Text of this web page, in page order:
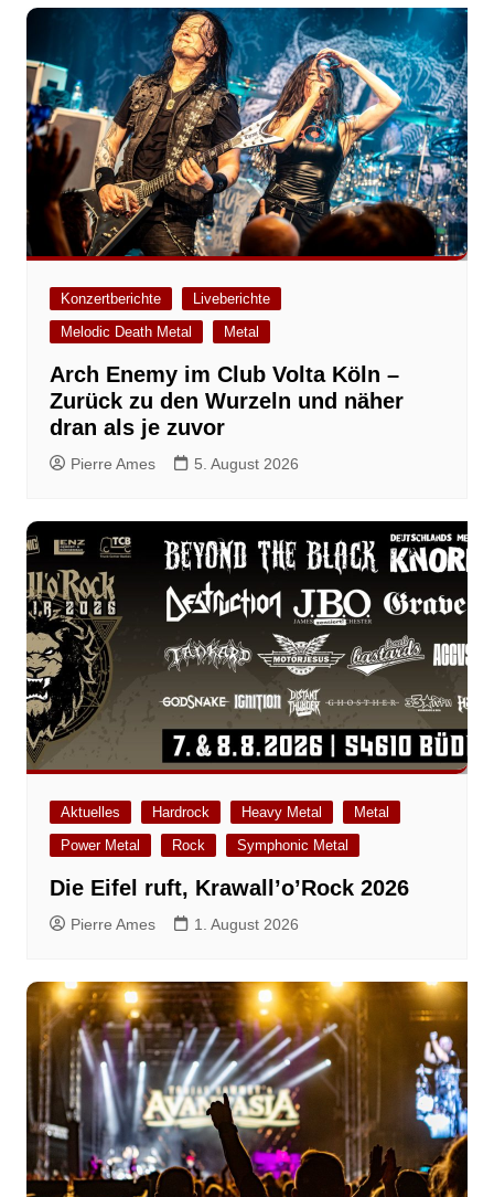
Konzertberichte
Liveberichte
Melodic Death Metal
Metal
Arch Enemy im Club Volta Köln –
Zurück zu den Wurzeln und näher
dran als je zuvor
Pierre Ames 5. August 2026
Aktuelles Hardrock Heavy Metal
Metal
Power Metal
Rock Symphonic Metal
Die Eifel ruft, Krawall’o’Rock 2026
Pierre Ames 1. August 2026